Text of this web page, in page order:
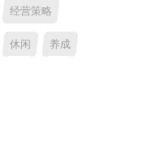
经营策略
休闲 养成